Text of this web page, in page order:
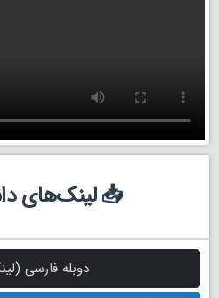
📥 لینک‌های
دوبله فارسی